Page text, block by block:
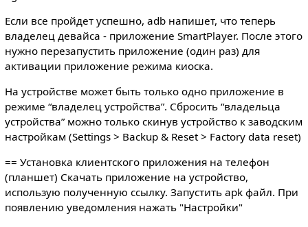
Если все пройдет успешно, adb напишет, что теперь
владелец девайса - приложение SmartPlayer. После этого
нужно перезапустить приложение (один раз) для
активации приложение режима киоска.
На устройстве может быть только одно приложение в
режиме “владелец устройства”. Сбросить “владельца
устройства” можно только скинув устройство к заводским
настройкам (Settings > Backup & Reset > Factory data reset)
== Установка клиентского приложения на телефон
(планшет) Скачать приложение на устройство,
использую полученную ссылку. Запустить apk файл. При
появлению уведомления нажать "Настройки"